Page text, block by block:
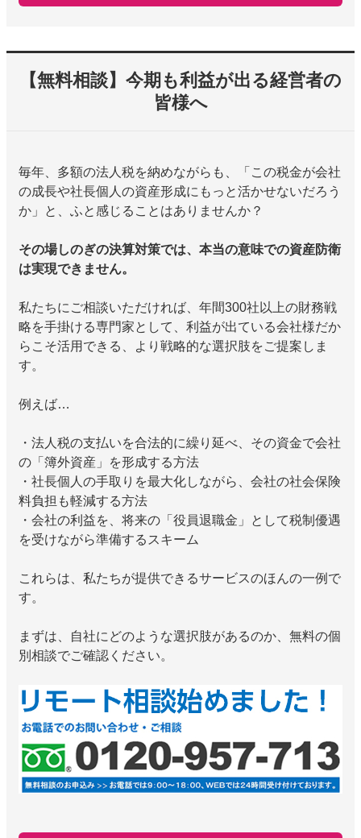
【無料相談】今期も利益が出る経営者の
皆様へ
毎年、多額の法人税を納めながらも、「この税金が会社
の成長や社長個人の資産形成にもっと活かせないだろう
か」と、ふと感じることはありませんか？
その場しのぎの決算対策では、本当の意味での資産防衛
は実現できません。
私たちにご相談いただければ、年間300社以上の財務戦
略を手掛ける専門家として、利益が出ている会社様だか
らこそ活用できる、より戦略的な選択肢をご提案しま
す。
例えば…
・法人税の支払いを合法的に繰り延べ、その資金で会社
の「簿外資産」を形成する方法
・社長個人の手取りを最大化しながら、会社の社会保険
料負担も軽減する方法
・会社の利益を、将来の「役員退職金」として税制優遇
を受けながら準備するスキーム
これらは、私たちが提供できるサービスのほんの一例で
す。
まずは、自社にどのような選択肢があるのか、無料の個
別相談でご確認ください。